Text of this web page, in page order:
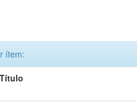
ítem:
Título